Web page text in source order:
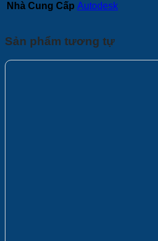
Nhà Cung Cấp Autodesk
Sản phẩm tương tự